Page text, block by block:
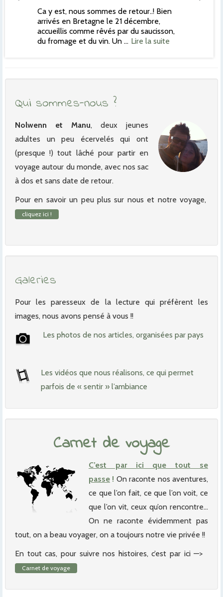
Ca y est, nous sommes de retour..! Bien
arrivés en Bretagne le 21 décembre,
accueillis comme rêvés par du saucisson,
du fromage et du vin. Un … Lire la suite
Qui sommes-nous ?
Nolwenn et Manu, deux jeunes
adultes un peu écervelés qui ont
(presque !) tout lâché pour partir en
voyage autour du monde, avec nos sac
à dos et sans date de retour.
Pour en savoir un peu plus sur nous et notre voyage,
cliquez ici !
Galeries
Pour les paresseux de la lecture qui préfèrent les
images, nous avons pensé à vous !!
Les photos de nos articles, organisées par pays
Les vidéos que nous réalisons, ce qui permet
parfois de « sentir » l’ambiance
Carnet de voyage
C’est par ici que tout se
passe ! On raconte nos aventures,
ce que l’on fait, ce que l’on voit, ce
que l’on vit, ceux qu’on rencontre…
On ne raconte évidemment pas
tout, on a beau voyager, on a toujours notre vie privée !!
En tout cas, pour suivre nos histoires, c’est par ici —>
Carnet de voyage